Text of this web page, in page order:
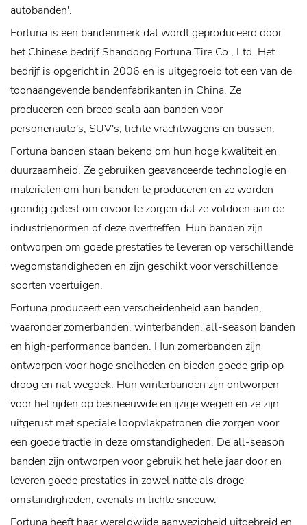
autobanden'.
Fortuna is een bandenmerk dat wordt geproduceerd door
het Chinese bedrijf Shandong Fortuna Tire Co., Ltd. Het
bedrijf is opgericht in 2006 en is uitgegroeid tot een van de
toonaangevende bandenfabrikanten in China. Ze
produceren een breed scala aan banden voor
personenauto's, SUV's, lichte vrachtwagens en bussen.
Fortuna banden staan ​​bekend om hun hoge kwaliteit en
duurzaamheid. Ze gebruiken geavanceerde technologie en
materialen om hun banden te produceren en ze worden
grondig getest om ervoor te zorgen dat ze voldoen aan de
industrienormen of deze overtreffen. Hun banden zijn
ontworpen om goede prestaties te leveren op verschillende
wegomstandigheden en zijn geschikt voor verschillende
soorten voertuigen.
Fortuna produceert een verscheidenheid aan banden,
waaronder zomerbanden, winterbanden, all-season banden
en high-performance banden. Hun zomerbanden zijn
ontworpen voor hoge snelheden en bieden goede grip op
droog en nat wegdek. Hun winterbanden zijn ontworpen
voor het rijden op besneeuwde en ijzige wegen en ze zijn
uitgerust met speciale loopvlakpatronen die zorgen voor
een goede tractie in deze omstandigheden. De all-season
banden zijn ontworpen voor gebruik het hele jaar door en
leveren goede prestaties in zowel natte als droge
omstandigheden, evenals in lichte sneeuw.